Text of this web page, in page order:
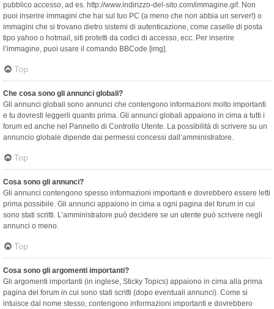
pubblico accesso, ad es. http://www.indirizzo-del-sito.com/immagine.gif. Non
puoi inserire immagini che hai sul tuo PC (a meno che non abbia un server!) o
immagini che si trovano dietro sistemi di autenticazione, come caselle di posta
tipo yahoo o hotmail, siti protetti da codici di accesso, ecc. Per inserire
l’immagine, puoi usare il comando BBCode [img].
Top
Che cosa sono gli annunci globali?
Gli annunci globali sono annunci che contengono informazioni molto importanti
e tu dovresti leggerli quanto prima. Gli annunci globali appaiono in cima a tutti i
forum ed anche nel Pannello di Controllo Utente. La possibilità di scrivere su un
annuncio globale dipende dai permessi concessi dall’amministratore.
Top
Cosa sono gli annunci?
Gli annunci contengono spesso informazioni importanti e dovrebbero essere letti
prima possibile. Gli annunci appaiono in cima a ogni pagina del forum in cui
sono stati scritti. L’amministratore può decidere se un utente può scrivere negli
annunci o meno.
Top
Cosa sono gli argomenti importanti?
Gli argomenti importanti (in inglese, Sticky Topics) appaiono in cima alla prima
pagina del forum in cui sono stati scritti (dopo eventuali annunci). Come si
intuisce dal nome stesso, contengono informazioni importanti e dovrebbero